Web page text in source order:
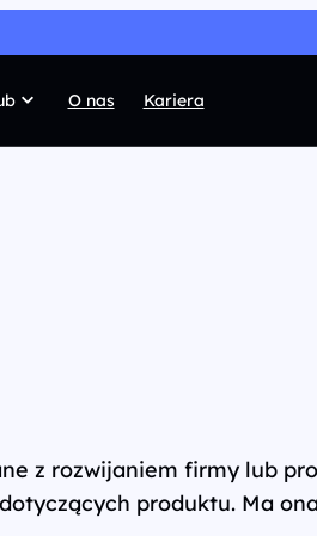
O nas Kariera
z rozwijaniem firmy lub
produktu. Ma